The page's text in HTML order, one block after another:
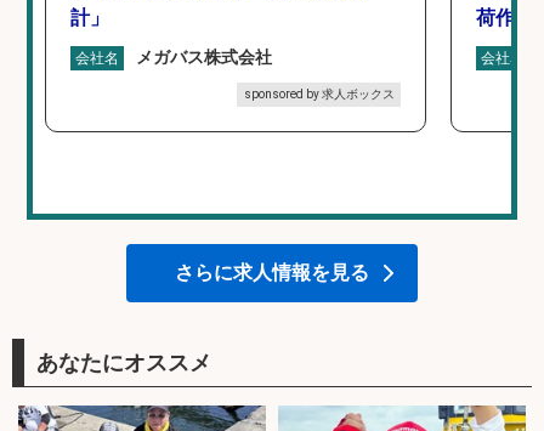
計」
会社名 メガバス株式会社
sponsored by 求人ボックス
荷作業
会社名
さらに求人情報を見る
あなたにオススメ